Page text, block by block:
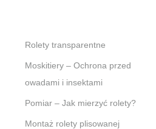
Rolety transparentne
Moskitiery – Ochrona przed
owadami i insektami
Pomiar – Jak mierzyć rolety?
Montaż rolety plisowanej